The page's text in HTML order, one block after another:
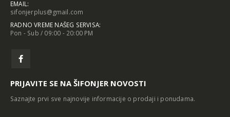
EMAIL:
sifonjerplus@gmail.com
RADNO VREME NAŠEG SERVISA:
Pon - Sub / 09:00 - 20:00 PM
PRIJAVITE SE NA ŠIFONJER NOVOSTI
Saznajte prvi sve najnovije informacije o prodaji i ponudama.